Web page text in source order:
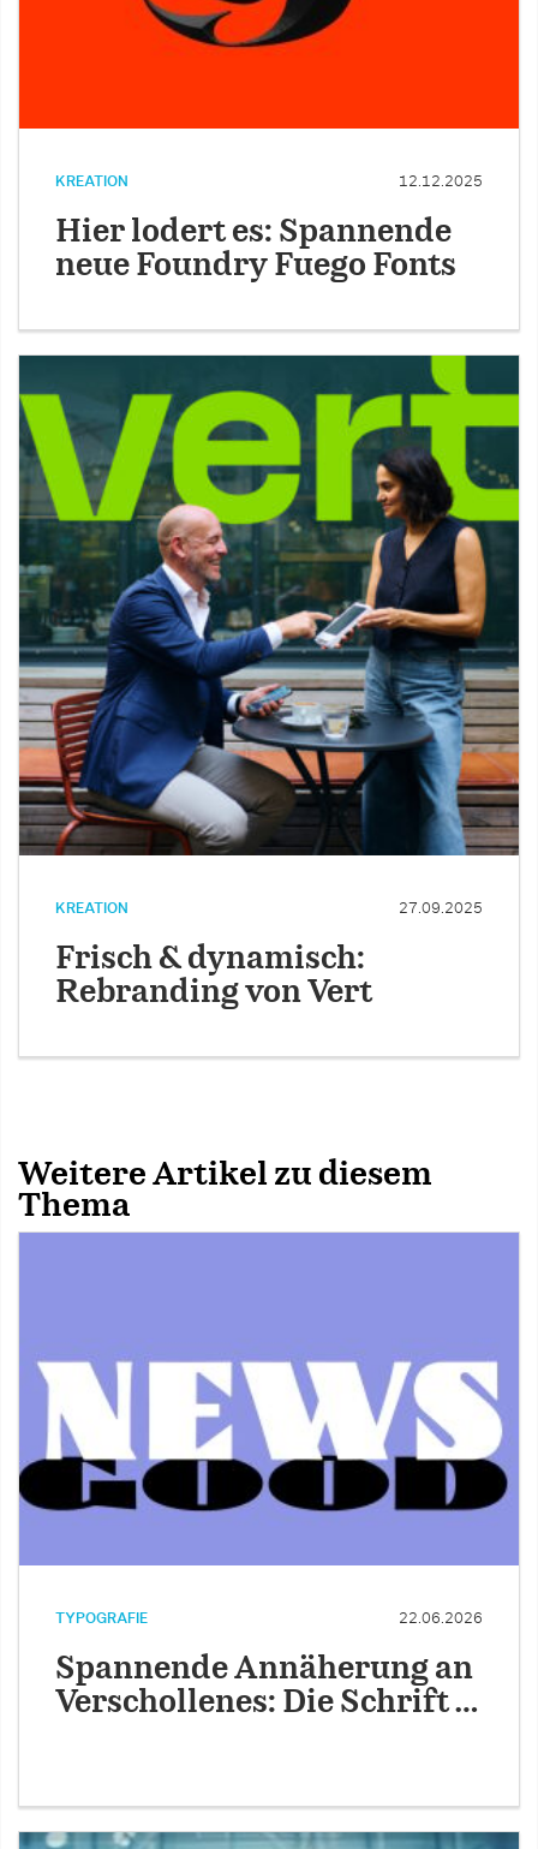
KREATION 12.12.2025
Hier lodert es: Spannende
neue Foundry Fuego Fonts
KREATION 27.09.2025
Frisch & dynamisch:
Rebranding von Vert
Weitere Artikel zu diesem
Thema
TYPOGRAFIE 22.06.2026
Spannende Annäherung an
Verschollenes: Die Schrift …